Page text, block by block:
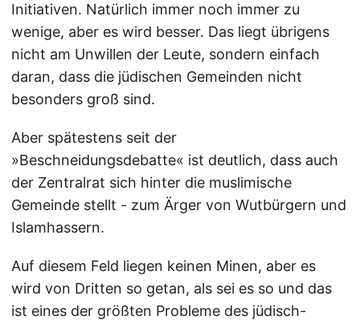
Initiativen. Natürlich immer noch immer zu
wenige, aber es wird besser. Das liegt übrigens
nicht am Unwillen der Leute, sondern einfach
daran, dass die jüdischen Gemeinden nicht
besonders groß sind.
Aber spätestens seit der
»Beschneidungsdebatte« ist deutlich, dass auch
der Zentralrat sich hinter die muslimische
Gemeinde stellt - zum Ärger von Wutbürgern und
Islamhassern.
Auf diesem Feld liegen keinen Minen, aber es
wird von Dritten so getan, als sei es so und das
ist eines der größten Probleme des jüdisch-